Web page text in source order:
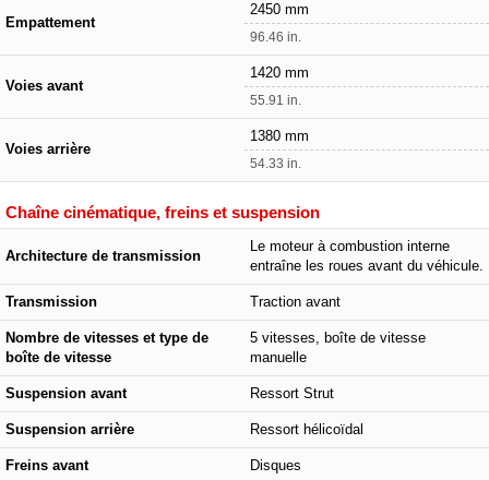
Empattement
2450 mm
96.46 in.
Voies avant
1420 mm
55.91 in.
Voies arrière
1380 mm
54.33 in.
Chaîne cinématique, freins et suspension
Architecture de transmission
Le moteur à combustion interne
entraîne les roues avant du véhicule.
Transmission Traction avant
Nombre de vitesses et type de
boîte de vitesse
5 vitesses, boîte de vitesse
manuelle
Suspension avant Ressort Strut
Suspension arrière Ressort hélicoïdal
Freins avant Disques